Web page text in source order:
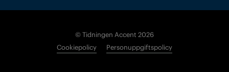
© Tidningen Accent 2026
Cookiepolicy
Personuppgiftspolicy